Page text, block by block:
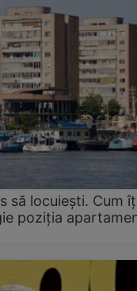
să locuiești. Cum
poziția